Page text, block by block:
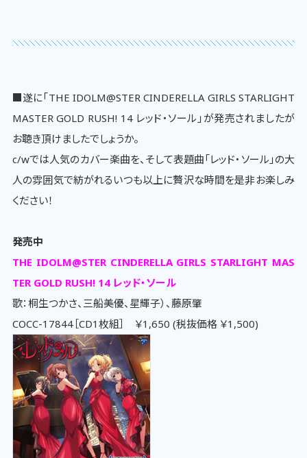
■遂に「THE IDOLM@STER CINDERELLA GIRLS STARLIGHT
MASTER GOLD RUSH! 14 レッド・ソール」が発売されましたが
お聴き頂けましたでしょうか。
c/wでは人気のカバー楽曲を、そして表題曲「レッド・ソール」の大
人の雰囲気で紡がれるいつも以上に贅沢な時間を是非お楽しみ
ください！
発売中
THE IDOLM@STER CINDERELLA GIRLS STARLIGHT MAS
TER GOLD RUSH! 14 レッド・ソール
歌：桐生つかさ、三船美優、星輝子）、藤原肇
COCC-17844［CD1枚組］ ￥1,650 (税抜価格 ￥1,500)